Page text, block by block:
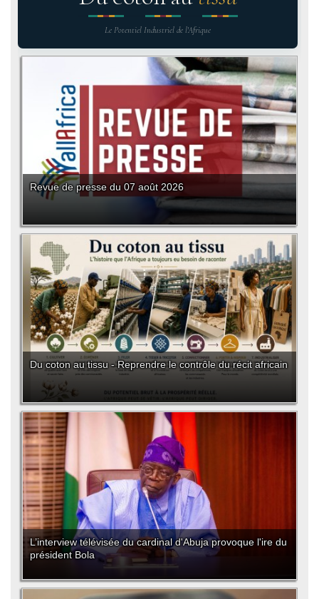
Le Potentiel Industriel de l'Afrique
Revue de presse du 07 août 2026
Du coton au tissu - Reprendre le contrôle du récit africain
L’interview télévisée du cardinal d'Abuja provoque l'ire du
président Bola